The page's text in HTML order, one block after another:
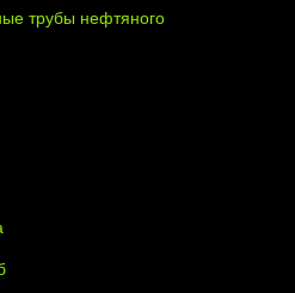
трубы нефтяного